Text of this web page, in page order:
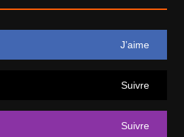
J’aime
Suivre
Suivre